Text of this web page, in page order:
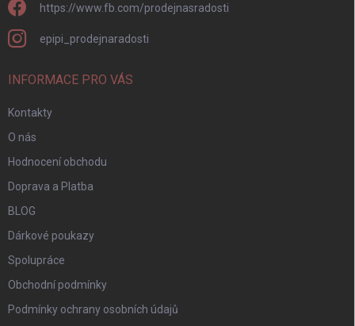
https://www.fb.com/prodejnasradosti
epipi_prodejnaradosti
INFORMACE PRO VÁS
Kontakty
O nás
Hodnocení obchodu
Doprava a Platba
BLOG
Dárkové poukazy
Spolupráce
Obchodní podmínky
Podmínky ochrany osobních údajů